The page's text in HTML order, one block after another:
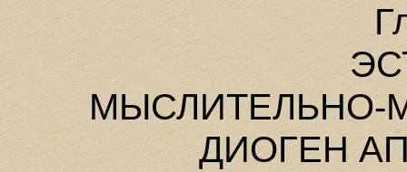
МЫСЛИТЕЛЬНО-
ДИОГЕН